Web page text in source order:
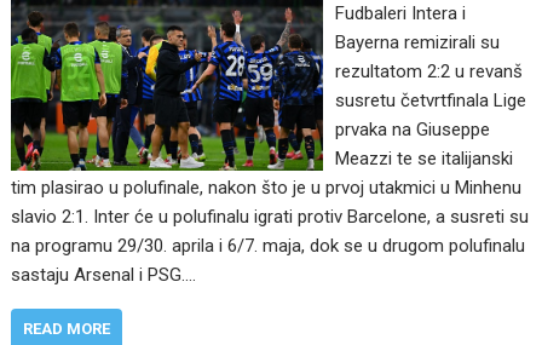
Fudbaleri Intera i
Bayerna remizirali su
rezultatom 2:2 u revanš
susretu četvrtfinala Lige
prvaka na Giuseppe
Meazzi te se italijanski
tim plasirao u polufinale, nakon što je u prvoj utakmici u Minhenu
slavio 2:1. Inter će u polufinalu igrati protiv Barcelone, a susreti su
na programu 29/30. aprila i 6/7. maja, dok se u drugom polufinalu
sastaju Arsenal i PSG.…
READ MORE